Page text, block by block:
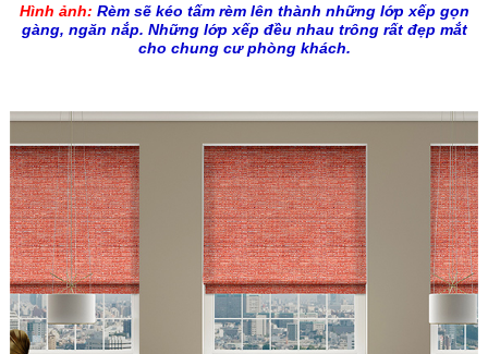
Hình ảnh: Rèm sẽ kéo tấm rèm lên thành những lớp xếp gọn
gàng, ngăn nắp. Những lớp xếp đều nhau trông rất đẹp mắt
cho chung cư phòng khách.